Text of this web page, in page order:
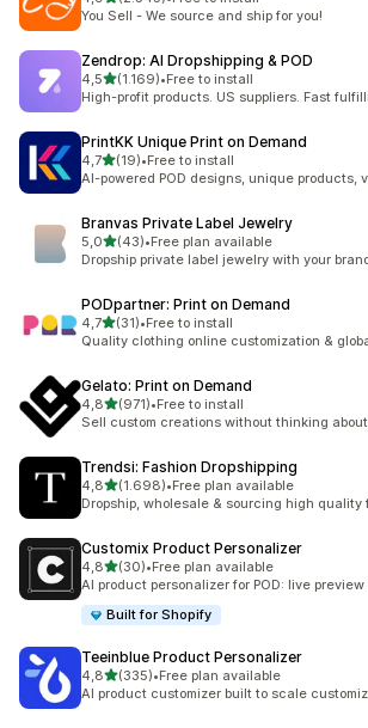
toplam 2545 değerlendirme
You Sell - We source and ship for you!
Zendrop: AI Dropshipping & POD
4,55 yıldız üzerinden
(1.169)
toplam 1169 değerlendirme
•Free to install
High-profit products. US suppliers. Fast
PrintKK Unique Print on Demand
4,75 yıldız üzerinden
(19)
toplam 19 değerlendirme
•Free to install
AI-powered POD designs, unique
Branvas Private Label Jewelry
5,05 yıldız üzerinden
(43)
toplam 43 değerlendirme
•Free plan available
Dropship private label jewelry with your
PODpartner: Print on Demand
4,75 yıldız üzerinden
(31)
toplam 31 değerlendirme
•Free to install
Quality clothing online customization &
Gelato: Print on Demand
4,85 yıldız üzerinden
(971)
toplam 971 değerlendirme
•Free to install
Sell custom creations without thinking
Trendsi: Fashion Dropshipping
4,85 yıldız üzerinden
(1.698)
toplam 1698 değerlendirme
•Free plan available
Dropship, wholesale & sourcing high
Customix Product Personalizer
4,85 yıldız üzerinden
(30)
toplam 30 değerlendirme
•Free plan available
AI product personalizer for POD: live
Built for Shopify
Teeinblue Product Personalizer
4,85 yıldız üzerinden
(335)
toplam 335 değerlendirme
•Free plan available
AI product customizer built to scale